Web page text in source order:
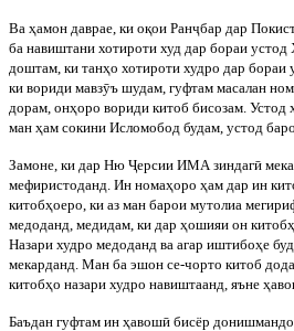
Ва ҳамон даврае ки оқои Ранҷбар дар
ба навиштани хотироти худ дар бораи устод
доштам, ки танҳо хотироти худро дар бораи
ки вориди мавзӯъ шудам, гуфтам масалан
дорам, онҳоро вориди китоб бисозам. Устод
ман ҳам сокини Исломобод будам, устод
Замоне, ки дар Ню Ҷерсии ИМА зиндагӣ
мефиристоданд. Ин номаҳоро ҳам дар ин
китобҳоеро, ки аз ман барои мутолиа
медоданд, медидам, ки дар ҳошияи он
Назари худро медоданд ва агар иштибоҳе
мекарданд. Ман ба эшон се-чорто китоб
китобҳо назари худро навиштаанд, яъне
Баъдан гуфтам ин ҳавошӣ бисёр